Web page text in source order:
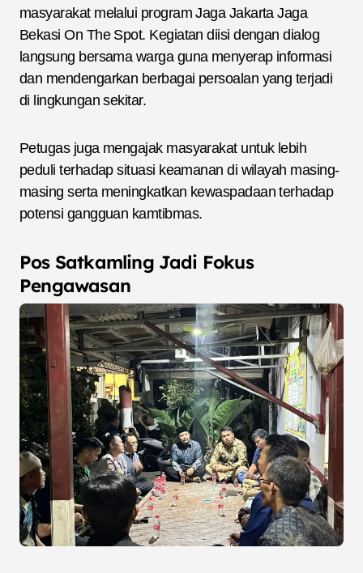
masyarakat melalui program Jaga Jakarta Jaga
Bekasi On The Spot. Kegiatan diisi dengan dialog
langsung bersama warga guna menyerap informasi
dan mendengarkan berbagai persoalan yang terjadi
di lingkungan sekitar.
Petugas juga mengajak masyarakat untuk lebih
peduli terhadap situasi keamanan di wilayah masing-
masing serta meningkatkan kewaspadaan terhadap
potensi gangguan kamtibmas.
Pos Satkamling Jadi Fokus
Pengawasan